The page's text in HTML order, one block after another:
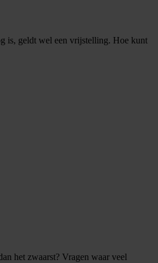
is, geldt wel een vrijstelling. Hoe kunt
het zwaarst? Vragen waar veel